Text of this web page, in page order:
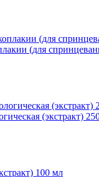
(для
(экстракт)